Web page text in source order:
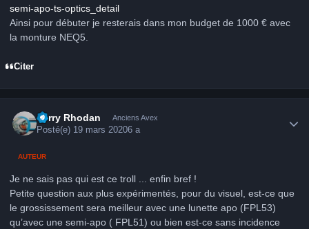
semi-apo-ts-optics_detail
Ainsi pour débuter je resterais dans mon budget de 1000 € avec
la monture NEQ5.
Citer
Perry Rhodan Anciens Avex
Posté(e) 19 mars 20206 a
AUTEUR
Je ne sais pas qui est ce troll ... enfin bref !
Petite question aux plus expérimentés, pour du visuel, est-ce que
le grossissement sera meilleur avec une lunette apo (FPL53)
qu’avec une semi-apo ( FPL51) ou bien est-ce sans incidence